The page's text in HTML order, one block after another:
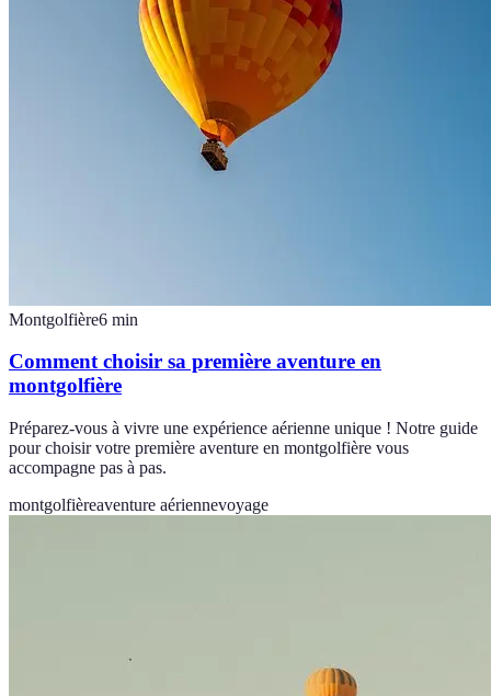
Montgolfière6 min
Comment choisir sa première aventure en
montgolfière
Préparez-vous à vivre une expérience aérienne unique ! Notre guide
pour choisir votre première aventure en montgolfière vous
accompagne pas à pas.
montgolfièreaventure aériennevoyage